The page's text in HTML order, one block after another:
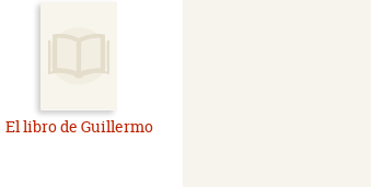
El libro de Guillermo